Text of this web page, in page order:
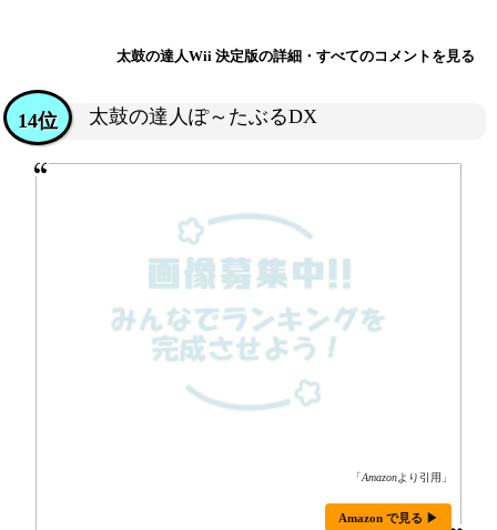
太鼓の達人Wii 決定版の詳細・すべてのコメントを見る
太鼓の達人ぽ～たぶるDX
14位
「Amazonより引用」
Amazon で見る ▶